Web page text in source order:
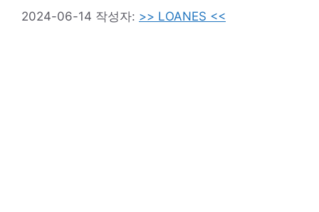
2024-06-14 작성자: >> LOANES <<